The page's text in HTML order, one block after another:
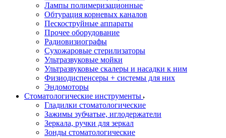
Лампы полимеризационные
Обтурация корневых каналов
Пескоструйные аппараты
Прочее оборудование
Радиовизиографы
Сухожаровые стерилизаторы
Ультразвуковые мойки
Ультразвуковые скалеры и насадки к ним
Физиодиспенсеры + системы для них
Эндомоторы
Стоматологические инструменты
Гладилки стоматологические
Зажимы зубчатые, иглодержатели
Зеркала, ручки для зеркал
Зонды стоматологические